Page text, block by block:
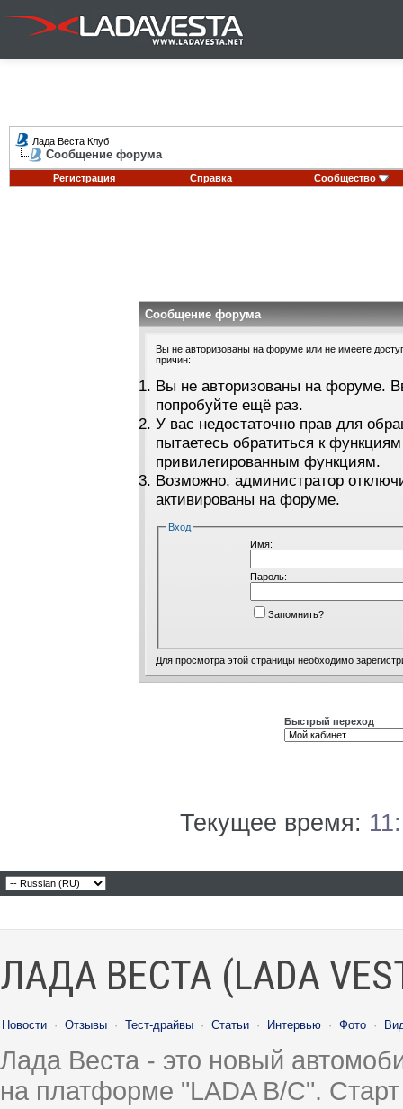
Лада Веста Клуб
Сообщение форума
Регистрация Справка Сообщество
Сообщение форума
Вы не авторизованы на форуме или не имеете
причин:
Вы не авторизованы на форуме.
попробуйте ещё раз.
У вас недостаточно прав для
пытаетесь обратиться к
привилегированным функциям.
Возможно, администратор
активированы на форуме.
Вход
Имя:
Пароль:
Запомнить?
Для просмотра этой страницы необходимо
Быстрый переход
Текущее время:
ЛАДА ВЕСТА (LADA
Новости · Отзывы · Тест-драйвы · Статьи · Интервью · Фото ·
Лада Веста - это новый
на платформе "LADA B/C".